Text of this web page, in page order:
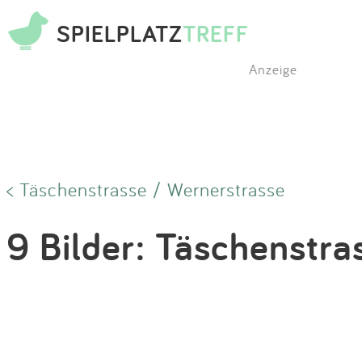
SPIELPLATZTREFF
Anzeige
< Täschenstrasse / Wernerstrasse
9 Bilder: